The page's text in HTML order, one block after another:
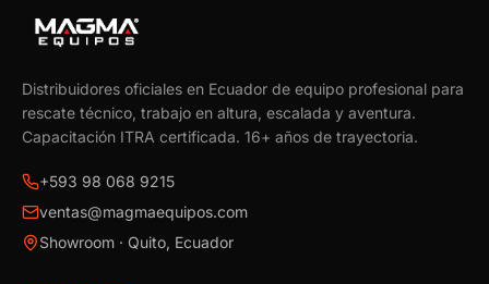
Distribuidores oficiales en Ecuador de equipo profesional para
rescate técnico, trabajo en altura, escalada y aventura.
Capacitación ITRA certificada. 16+ años de trayectoria.
+593 98 068 9215
ventas@magmaequipos.com
Showroom · Quito, Ecuador